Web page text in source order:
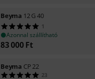
Beyma 12 G 40
1
Azonnal szállítható
83 000 Ft
Beyma CP 22
23